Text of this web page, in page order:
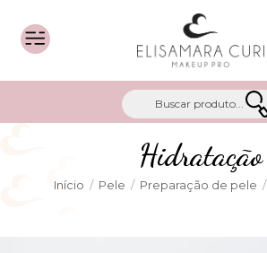
Hidratação
Início / Pele / Preparação de pele /